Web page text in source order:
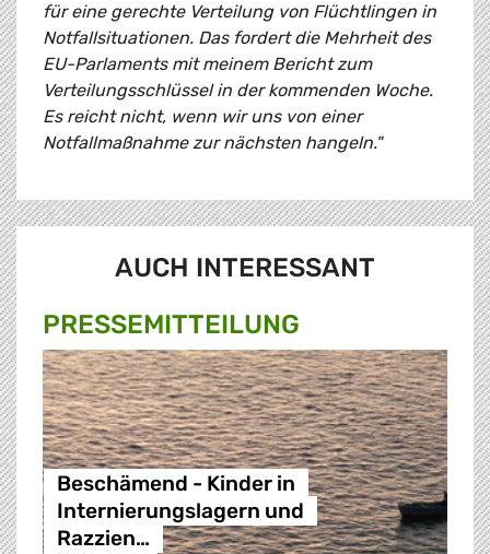
für eine gerechte Verteilung von Flüchtlingen in
Notfallsituationen. Das fordert die Mehrheit des
EU-Parlaments mit meinem Bericht zum
Verteilungsschlüssel in der kommenden Woche.
Es reicht nicht, wenn wir uns von einer
Notfallmaßnahme zur nächsten hangeln."
AUCH INTERESSANT
PRESSE­MITTEILUNG
Beschämend - Kinder in
Internierungslagern und
Razzien…